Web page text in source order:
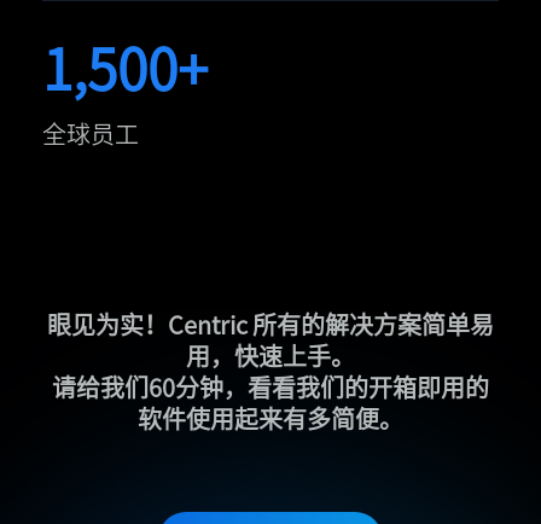
1,500+
全球员工
眼见为实！Centric 所有的解决方案简单易
用，快速上手。
请给我们60分钟，看看我们的开箱即用的
软件使用起来有多简便。